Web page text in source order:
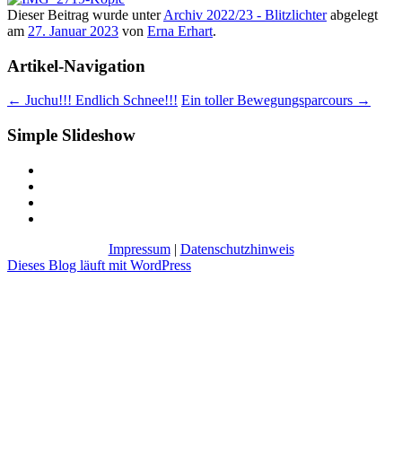
Dieser Beitrag wurde unterArchiv 2022/23 - Blitzlichterabgelegt
am 27. Januar 2023 von Erna Erhart.
Artikel-Navigation
← Juchu!!! Endlich Schnee!!! Ein toller Bewegungsparcours →
Simple Slideshow
Impressum| Datenschutzhinweis
Dieses Blog läuft mit WordPress